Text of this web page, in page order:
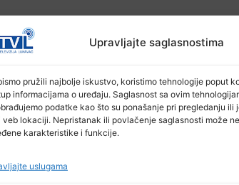
Upravljajte saglasnostima
pružili najbolje iskustvo, koristimo tehnologije poput
informacijama o uređaju. Saglasnost sa ovim
podatke kao što su ponašanje pri pregledanju ili
veb lokaciji. Nepristanak ili povlačenje saglasnosti može
karakteristike i funkcije.
uslugama
Ostale novosti